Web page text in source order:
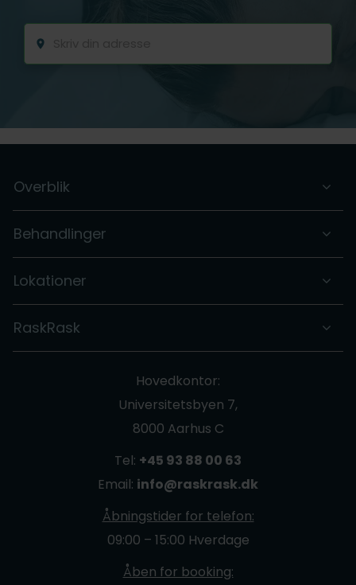
Overblik
Behandlinger
Lokationer
RaskRask
Hovedkontor:
Universitetsbyen 7,
8000 Aarhus C
Tel: +45 93 88 00 63
Email: info@raskrask.dk
Åbningstider for telefon:
09:00 – 15:00 Hverdage
Åben for booking: